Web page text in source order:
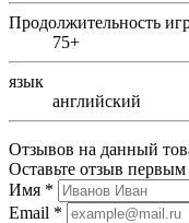
Продолжительность
75+
язык
английский
Отзывов на данный
Оставьте отзыв первым
Имя *
Email *